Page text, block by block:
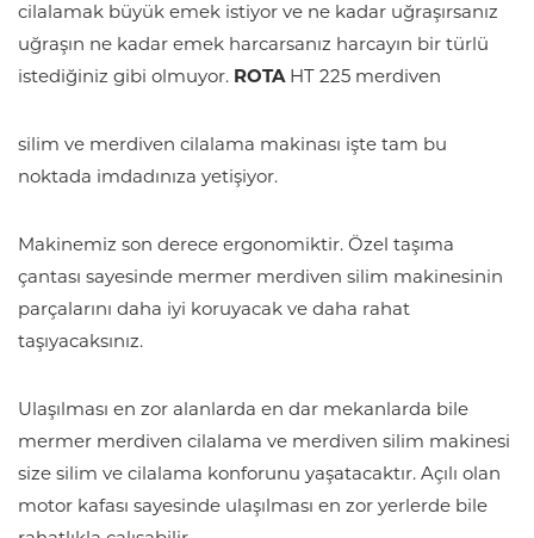
cilalamak büyük emek istiyor ve ne kadar uğraşırsanız
uğraşın ne kadar emek harcarsanız harcayın bir türlü
istediğiniz gibi olmuyor. ROTA HT 225 merdiven
silim ve merdiven cilalama makinası işte tam bu
noktada imdadınıza yetişiyor.
Makinemiz son derece ergonomiktir. Özel taşıma
çantası sayesinde mermer merdiven silim makinesinin
parçalarını daha iyi koruyacak ve daha rahat
taşıyacaksınız.
Ulaşılması en zor alanlarda en dar mekanlarda bile
mermer merdiven cilalama ve merdiven silim makinesi
size silim ve cilalama konforunu yaşatacaktır. Açılı olan
motor kafası sayesinde ulaşılması en zor yerlerde bile